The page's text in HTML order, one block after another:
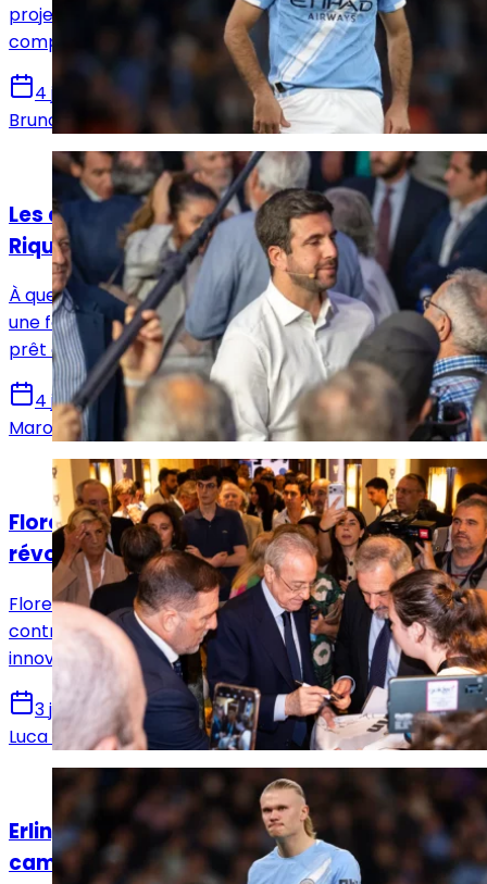
projet, Rodri reste concentré sur le Mondial et ne
compte pas trancher son avenir maintenant.
4 juin 2026
Bruno De Oliveira
Actualités
Les deux dernières cartes à jouer d'Enrique
Riquelme pour sa campagne
À quelques jours du scrutin, le projet de Riquelme prend
une forme de plus en plus radicale. Le candidat serait
prêt à sacrifier une star de l'effectif.
4 juin 2026
Marouene Ghariani
Actualités
Florentino Pérez sort l'artillerie lourde pour
révolutionner le Real Madrid
Florentino Pérez dévoile une stratégie historique pour
contrer ses opposants, entre héritage financier et
innovations technologiques pour le Real Madrid.
3 juin 2026
Luca Schenatto
Actualités
Erling Haaland, sujet de tension dans la
campagne de Riquelme